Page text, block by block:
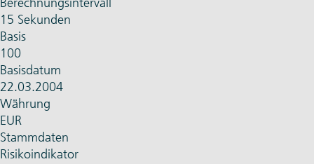
15 Sekunden
Basis
100
Basisdatum
22.03.2004
Währung
EUR
Stammdaten
Risikoindikator